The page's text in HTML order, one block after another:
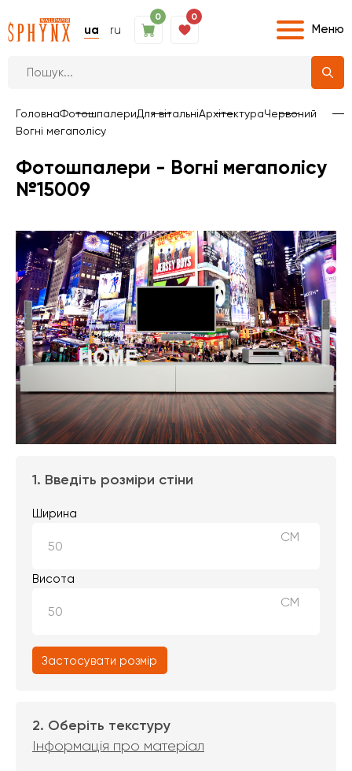
ua ru
0 0
Меню
ГоловнаФотошпалериДля вітальніАрхітектураЧервоний
Вогні мегаполісу
Фотошпалери - Вогні мегаполісу
№15009
1. Введіть розміри стіни
Ширина
СМ
Висота
СМ
Застосувати розмір
2. Оберіть текстуру
Інформація про матеріал